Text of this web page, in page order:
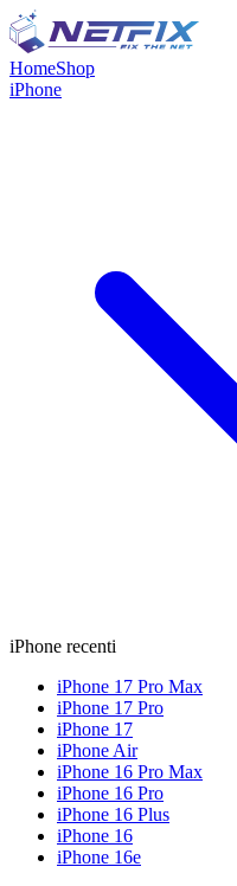
HomeShop
iPhone
iPhone recenti
iPhone 17 Pro Max
iPhone 17 Pro
iPhone 17
iPhone Air
iPhone 16 Pro Max
iPhone 16 Pro
iPhone 16 Plus
iPhone 16
iPhone 16e